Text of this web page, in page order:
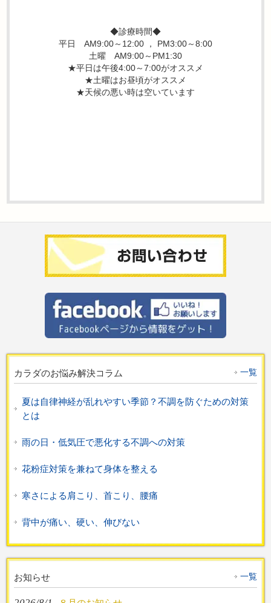
◆診療時間◆
平日 AM9:00～12:00 ， PM3:00～8:00
土曜 AM9:00～PM1:30
★平日は午後4:00～7:00がオススメ
★土曜はお昼頃がオススメ
★天候の悪い時は空いています
カラダのお悩み解決コラム 一覧
夏は自律神経が乱れやすい季節？不調を防ぐための対策
とは
雨の日・低気圧で悪化する不調への対策
花粉症対策を兼ねて身体を整える
寒さによる肩こり、首こり、腰痛
背中が痛い、硬い、伸びない
お知らせ 一覧